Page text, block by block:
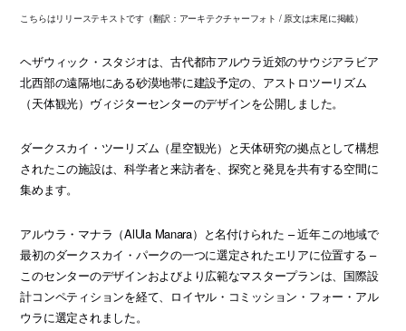
こちらはリリーステキストです（翻訳：アーキテクチャーフォト / 原文は末尾に掲載）
ヘザウィック・スタジオは、古代都市アルウラ近郊のサウジアラビア
北西部の遠隔地にある砂漠地帯に建設予定の、アストロツーリズム
（天体観光）ヴィジターセンターのデザインを公開しました。
ダークスカイ・ツーリズム（星空観光）と天体研究の拠点として構想
されたこの施設は、科学者と来訪者を、探究と発見を共有する空間に
集めます。
アルウラ・マナラ（AlUla Manara）と名付けられた – 近年この地域で
最初のダークスカイ・パークの一つに選定されたエリアに位置する –
このセンターのデザインおよびより広範なマスタープランは、国際設
計コンペティションを経て、ロイヤル・コミッション・フォー・アル
ウラに選定されました。